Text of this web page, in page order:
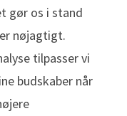
gør os i stand
nøjagtigt.
tilpasser vi
budskaber når